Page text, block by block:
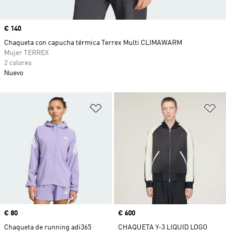
Añadir a la lista de deseos
Precio
€ 80
Chaqueta de running adi365
Precio
€ 600
CHAQUETA Y-3 LIQUID LOGO
Precio
€ 140
Chaqueta con capucha térmica Terrex Multi CLIMAWARM
Mujer TERREX
2 colores
Nuevo